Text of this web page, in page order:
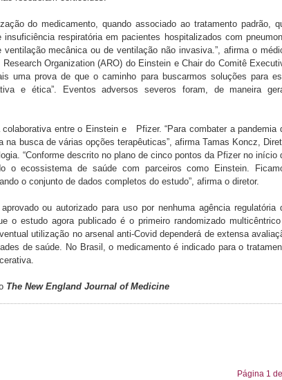
do medicamento, quando associado ao tratamento padrão,
respiratória em pacientes hospitalizados com
mecânica ou de ventilação não invasiva.”, afirma o
Organization (ARO) do Einstein e Chair do Comitê
uma prova de que o caminho para buscarmos soluções para
e ética”. Eventos adversos severos foram, de maneira
entre o Einstein e Pfizer. “Para combater a pandemia
busca de várias opções terapêuticas”, afirma Tamas Koncz,
“Conforme descrito no plano de cinco pontos da Pfizer no início
o ecossistema de saúde com parceiros como Einstein.
o conjunto de dados completos do estudo”, afirma o diretor.
ou autorizado para uso por nenhuma agência regulatória
o estudo agora publicado é o primeiro randomizado
utilização no arsenal anti-Covid dependerá de extensa
de saúde. No Brasil, o medicamento é indicado para o
The New England Journal of Medicine
Página 1